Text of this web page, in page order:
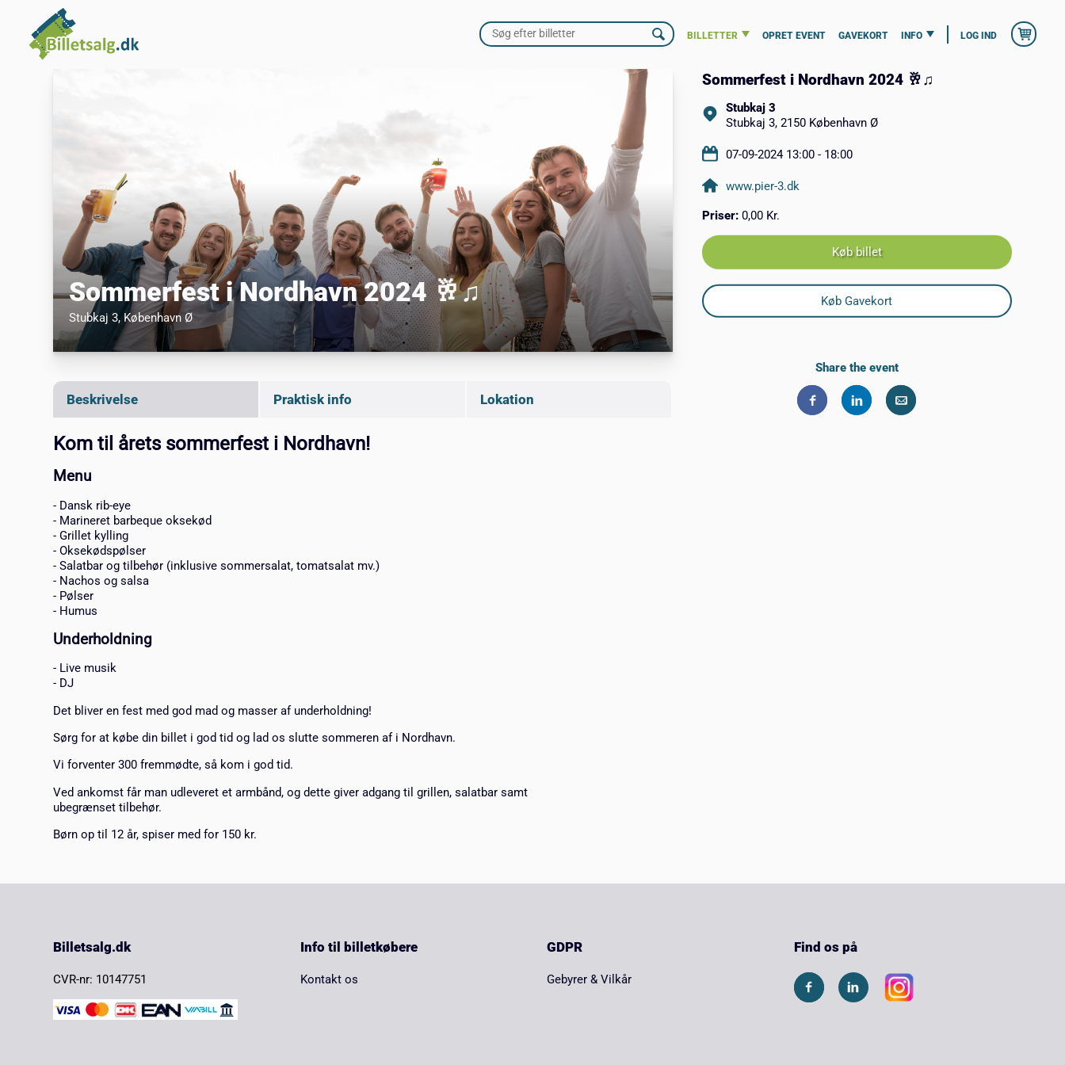
BILLETTER OPRET EVENT GAVEKORT INFO LOG IND
Sommerfest i Nordhavn 2024 🥂♫
Stubkaj 3, København Ø
Beskrivelse Praktisk info Lokation
Kom til årets sommerfest i Nordhavn!
Menu
- Dansk rib-eye
- Marineret barbeque oksekød
- Grillet kylling
- Oksekødspølser
- Salatbar og tilbehør (inklusive sommersalat, tomatsalat mv.)
- Nachos og salsa
- Pølser
- Humus
Underholdning
- Live musik
- DJ
Det bliver en fest med god mad og masser af underholdning!
Sørg for at købe din billet i god tid og lad os slutte sommeren af i Nordhavn.
Vi forventer 300 fremmødte, så kom i god tid.
Ved ankomst får man udleveret et armbånd, og dette giver adgang til grillen, salatbar samt
ubegrænset tilbehør.
Børn op til 12 år, spiser med for 150 kr.
Sommerfest i Nordhavn 2024 🥂♫
Stubkaj 3
Stubkaj 3, 2150 København Ø
07-09-2024 13:00 - 18:00
www.pier-3.dk
Priser: 0,00 Kr.
Køb billet
Køb Gavekort
Share the event
Billetsalg.dk
CVR-nr: 10147751
Info til billetkøbere
Kontakt os
GDPR
Gebyrer & Vilkår
Find os på